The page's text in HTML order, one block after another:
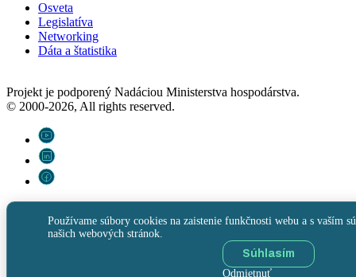
Osveta
Legislatíva
Networking
Dáta a štatistika
Projekt je podporený Nadáciou Ministerstva hospodárstva.
© 2000-2026, All rights reserved.
Používame súbory cookies na zaistenie funkčnosti webu a s vaším
našich webových stránok.
Súhlasím
Odmietnuť